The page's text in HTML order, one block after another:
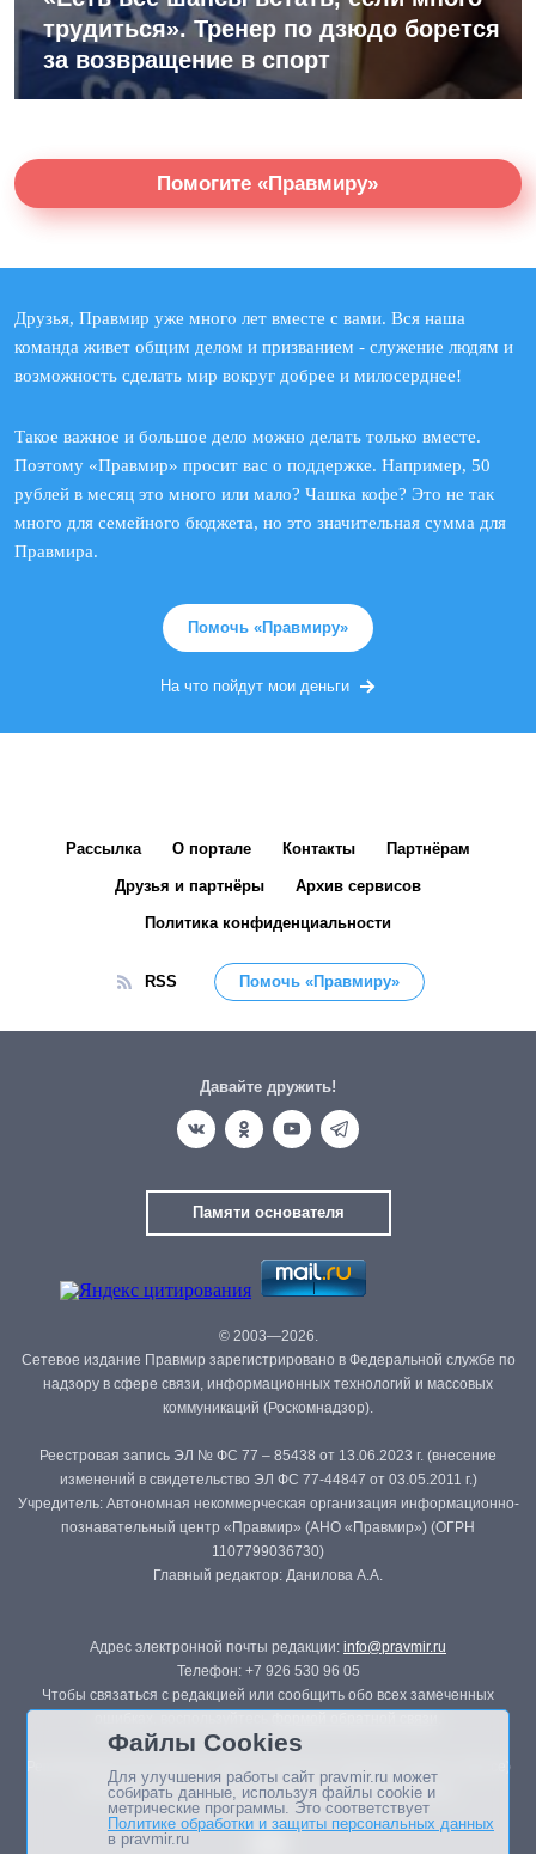
трудиться». Тренер по дзюдо борется
за возвращение в спорт
Помогите «Правмиру»
Друзья, Правмир уже много лет вместе с вами. Вся наша
команда живет общим делом и призванием - служение людям и
возможность сделать мир вокруг добрее и милосерднее!
Такое важное и большое дело можно делать только вместе.
Поэтому «Правмир» просит вас о поддержке. Например, 50
рублей в месяц это много или мало? Чашка кофе? Это не так
много для семейного бюджета, но это значительная сумма для
Правмира.
Помочь «Правмиру»
На что пойдут мои деньги
Рассылка О портале Контакты Партнёрам
Друзья и партнёры Архив сервисов
Политика конфиденциальности
RSS Помочь «Правмиру»
Давайте дружить!
Памяти основателя
© 2003—2026.
Сетевое издание Правмир зарегистрировано в Федеральной службе по
надзору в сфере связи, информационных технологий и массовых
коммуникаций (Роскомнадзор).
Реестровая запись ЭЛ № ФС 77 – 85438 от 13.06.2023 г. (внесение
изменений в свидетельство ЭЛ ФС 77-44847 от 03.05.2011 г.)
Учредитель: Автономная некоммерческая организация информационно-
познавательный центр «Правмир» (АНО «Правмир») (ОГРН
1107799036730)
Главный редактор: Данилова А.А.
Адрес электронной почты редакции: info@pravmir.ru
Телефон: +7 926 530 96 05
Чтобы связаться с редакцией или сообщить обо всех замеченных
Републикация материалов сайта в печатных изданиях (книгах, прессе)
возможна только с письменного разрешения редакции.
Файлы Cookies
Для улучшения работы сайт pravmir.ru может
собирать данные, используя файлы cookie и
метрические программы. Это соответствует
Политике обработки и защиты персональных данных
в pravmir.ru